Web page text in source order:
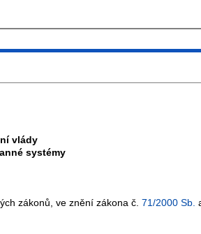
vlády
systémy
zákonů, ve znění zákona č. 71/2000 Sb.